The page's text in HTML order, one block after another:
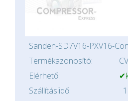
Sanden-SD7V16-PXV16-
Termékazonosító:
Elérhető:
Szállításiidő: